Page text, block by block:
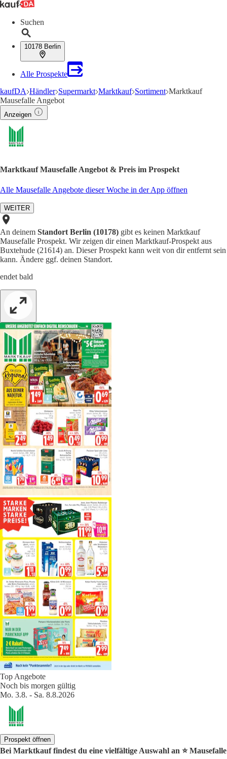
Suchen
10178 Berlin
Alle Prospekte
kaufDA Händler Supermarkt Marktkauf Sortiment Marktkauf
Mausefalle Angebot
Anzeigen
Marktkauf Mausefalle Angebot & Preis im Prospekt
Alle Mausefalle Angebote dieser Woche in der App öffnen
WEITER
An deinem Standort Berlin (10178) gibt es keinen Marktkauf
Mausefalle Prospekt. Wir zeigen dir einen Marktkauf-Prospekt aus
Buxtehude (21614) an. Dieser Prospekt kann weit von dir entfernt sein
kann. Ändere ggf. deinen Standort.
endet bald
Top Angebote
Noch bis morgen gültig
Mo. 3.8. - Sa. 8.8.2026
Prospekt öffnen
Bei Marktkauf findest du eine vielfältige Auswahl an ⭐️ Mausefalle